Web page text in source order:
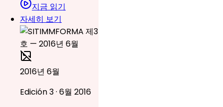
지금 읽기
자세히 보기
2016년 6월
Edición 3 · 6월 2016